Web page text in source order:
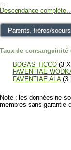
Descendance complète...
Parents, frères/
Taux de consanguinité
BOGAS TICCO(3 X
FAVENTIAE
FAVENTIAE ALA(3
Note : les données ne
membres sans garantie